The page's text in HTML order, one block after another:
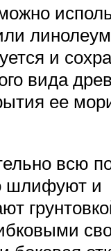
и
вида
ее
всю
шлифуют и